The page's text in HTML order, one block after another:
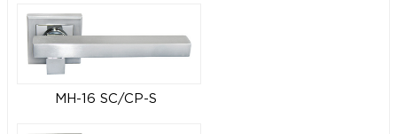
MH-16 SC/CP-S